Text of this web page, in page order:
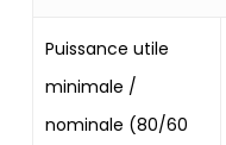
Puissance utile
minimale /
nominale (80/60